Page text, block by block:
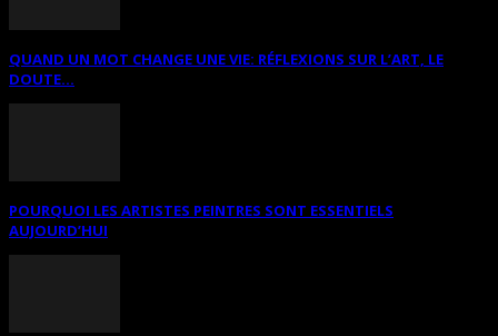
QUAND UN MOT CHANGE UNE VIE: RÉFLEXIONS SUR L’ART, LE
DOUTE...
POURQUOI LES ARTISTES PEINTRES SONT ESSENTIELS
AUJOURD’HUI